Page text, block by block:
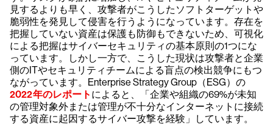
見するよりも早く、攻撃者がこうしたソフトターゲットや
脆弱性を発見して侵害を行うようになっています。存在を
把握していない資産は保護も防御もできないため、可視化
による把握はサイバーセキュリティの基本原則の1つにな
っています。しかし一方で、こうした現状は攻撃者と企業
側のITやセキュリティチームによる盲点の検出競争にもつ
ながっています。Enterprise Strategy Group（ESG）の
2022年のレポート によると、「企業や組織の69%が未知
の管理対象外または管理が不十分なインターネットに接続
する資産に起因するサイバー攻撃を経験」しています。